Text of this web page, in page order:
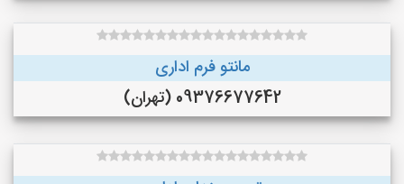
مانتو فرم اداری
09376677642 (تهران)